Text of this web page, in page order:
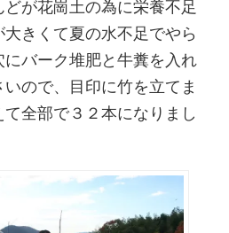
が花崗土の為に栄養不足
きくて夏の水不足でやら
バーク堆肥と牛糞を入れ
ので、目印に竹を立てま
全部で３２本になりまし